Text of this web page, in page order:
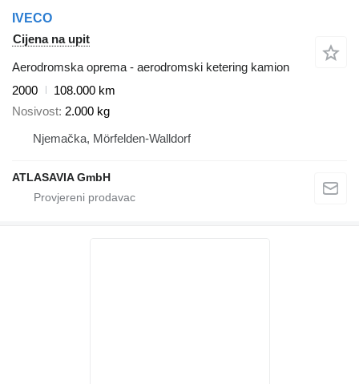
IVECO
Cijena na upit
Aerodromska oprema - aerodromski ketering kamion
2000
108.000 km
Nosivost 2.000 kg
Njemačka, Mörfelden-Walldorf
ATLASAVIA GmbH